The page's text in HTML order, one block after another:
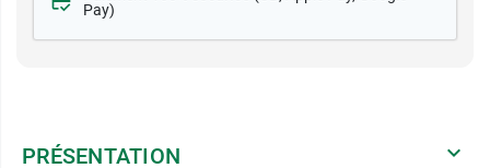
Pay)
PRÉSENTATION